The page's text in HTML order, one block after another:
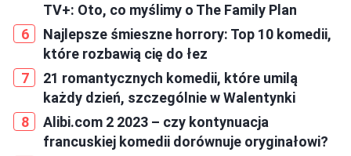
TV+: Oto, co myślimy o The Family Plan
Najlepsze śmieszne horrory: Top 10 komedii,
które rozbawią cię do łez
21 romantycznych komedii, które umilą
każdy dzień, szczególnie w Walentynki
Alibi.com 2 2023 – czy kontynuacja
francuskiej komedii dorównuje oryginałowi?